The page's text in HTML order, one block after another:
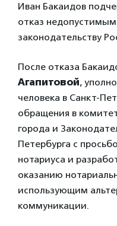
Иван Бакаидов
отказ
законодательству
После отказа
Агапитовой,
человека в Санкт-
обращения в
города и
Петербурга с
нотариуса и
оказанию
использующим
коммуникации.